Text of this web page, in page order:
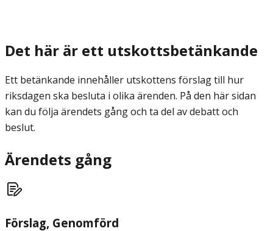
Det här är ett utskottsbetänkande
Ett betänkande innehåller utskottens förslag till hur
riksdagen ska besluta i olika ärenden. På den här sidan
kan du följa ärendets gång och ta del av debatt och
beslut.
Ärendets gång
Förslag, Genomförd